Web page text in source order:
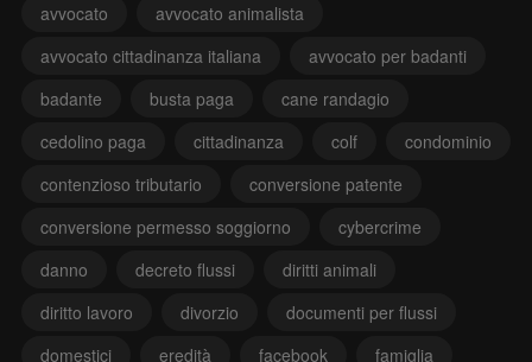
avvocato
avvocato animalista
avvocato cittadinanza italiana
avvocato per badanti
badante
busta paga
cane randagio
cedolino paga
cittadinanza colf
condominio
contenzioso tributario
conversione patente
conversione permesso soggiorno
cybercrime
danno
decreto flussi
diritti animali
diritto lavoro
divorzio
documenti per flussi
domestici
eredità facebook famiglia